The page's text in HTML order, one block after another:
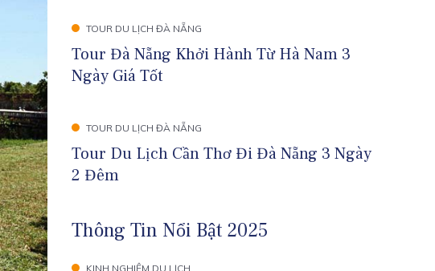
TOUR DU LỊCH ĐÀ NẴNG
Tour Đà Nẵng Khởi Hành Từ Hà Nam 3
Ngày Giá Tốt
TOUR DU LỊCH ĐÀ NẴNG
Tour Du Lịch Cần Thơ Đi Đà Nẵng 3 Ngày
2 Đêm
Thông Tin Nổi Bật 2025
KINH NGHIỆM DU LỊCH